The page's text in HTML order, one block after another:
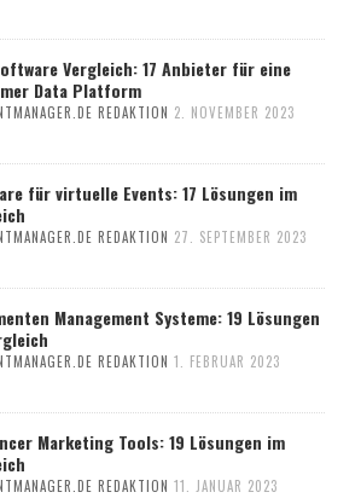
Vergleich: 17 Anbieter für eine
Data Platform
REDAKTION 2. NOVEMBER 2023
für virtuelle Events: 17 Lösungen im
REDAKTION 27. SEPTEMBER 2023
Management Systeme: 19 Lösungen
REDAKTION 1. FEBRUAR 2023
Marketing Tools: 19 Lösungen im
REDAKTION 11. JANUAR 2023